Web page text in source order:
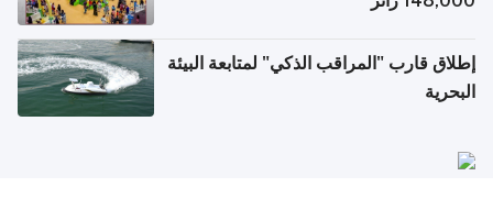
إطلاق قارب "المراقب الذكي" لمتابعة البيئة
البحرية